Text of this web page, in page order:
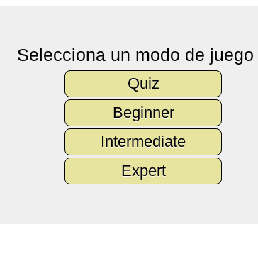
Selecciona un modo de juego
Quiz
Beginner
Intermediate
Expert